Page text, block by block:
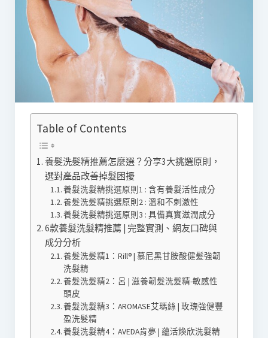
Table of Contents
養髮洗髮精推薦怎麼選？分享3大挑選原則，
選對產品改善掉髮困擾
養髮洗髮精挑選原則1 : 含有養髮活性成分
養髮洗髮精挑選原則2 : 溫和不刺激性
養髮洗髮精挑選原則3 : 具備真實滋潤成分
6款養髮洗髮精推薦 | 完整實測、網友口碑與
成分分析
養髮洗髮精1：Rill® | 慕尼黑甘胺酸健髪強韌
洗髮精
養髮洗髮精2：呂 | 滋養韌髮洗髮精-敏感性
頭皮
養髮洗髮精3：AROMASE艾瑪絲 | 玫瑰強健豐
盈洗髮精
養髮洗髮精4：AVEDA肯夢 | 蘊活煥欣洗髮精